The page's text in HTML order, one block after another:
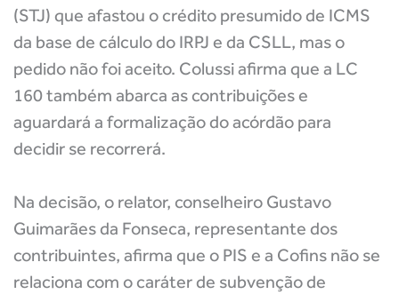
(STJ) que afastou o crédito presumido de ICMS
da base de cálculo do IRPJ e da CSLL, mas o
pedido não foi aceito. Colussi afirma que a LC
160 também abarca as contribuições e
aguardará a formalização do acórdão para
decidir se recorrerá.
Na decisão, o relator, conselheiro Gustavo
Guimarães da Fonseca, representante dos
contribuintes, afirma que o PIS e a Cofins não se
relaciona com o caráter de subvenção de